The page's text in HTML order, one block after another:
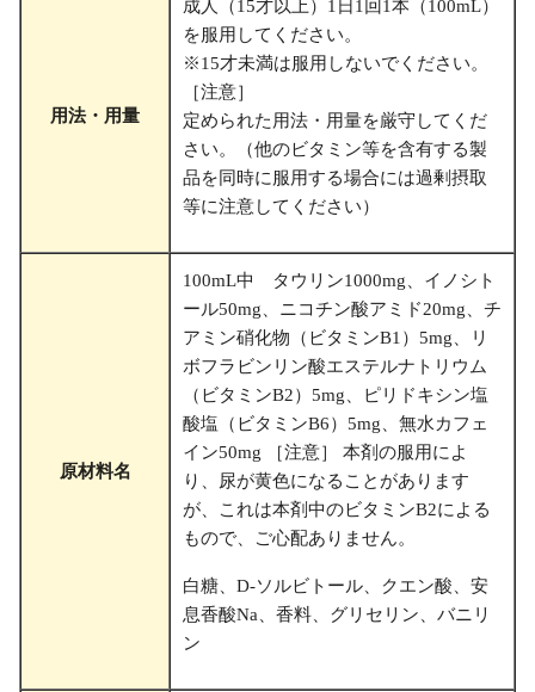
用法・用量
成人（15才以上）1日1回1本（100mL）
を服用してください。
※15才未満は服用しないでください。
［注意］
定められた用法・用量を厳守してくだ
さい。（他のビタミン等を含有する製
品を同時に服用する場合には過剰摂取
等に注意してください）
原材料名
100mL中 タウリン1000mg、イノシト
ール50mg、ニコチン酸アミド20mg、チ
アミン硝化物（ビタミンB1）5mg、リ
ボフラビンリン酸エステルナトリウム
（ビタミンB2）5mg、ピリドキシン塩
酸塩（ビタミンB6）5mg、無水カフェ
イン50mg ［注意］ 本剤の服用によ
り、尿が黄色になることがあります
が、これは本剤中のビタミンB2による
もので、ご心配ありません。
白糖、D-ソルビトール、クエン酸、安
息香酸Na、香料、グリセリン、バニリ
ン